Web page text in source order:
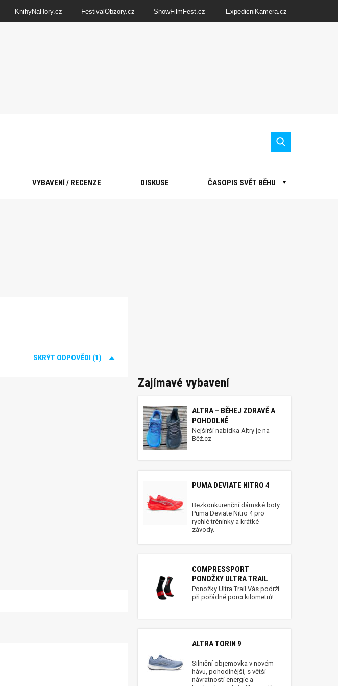
KnihyNaHory.cz FestivalObzory.cz SnowFilmFest.cz ExpedicniKamera.cz
VYBAVENÍ / RECENZE DISKUSE ČASOPIS SVĚT BĚHU
SKRÝT ODPOVĚDI (1)
Zajímavé vybavení
ALTRA – BĚHEJ ZDRAVĚ A
POHODLNĚ
Nejširší nabídka Altry je na
Běž.cz
PUMA DEVIATE NITRO 4
Bezkonkurenční dámské boty
Puma Deviate Nitro 4 pro
rychlé tréninky a krátké
závody.
COMPRESSPORT
PONOŽKY ULTRA TRAIL
Ponožky Ultra Trail Vás podrží
při pořádné porci kilometrů!
ALTRA TORIN 9
Silniční objemovka v novém
hávu, pohodlnější, s větší
návratností energie a